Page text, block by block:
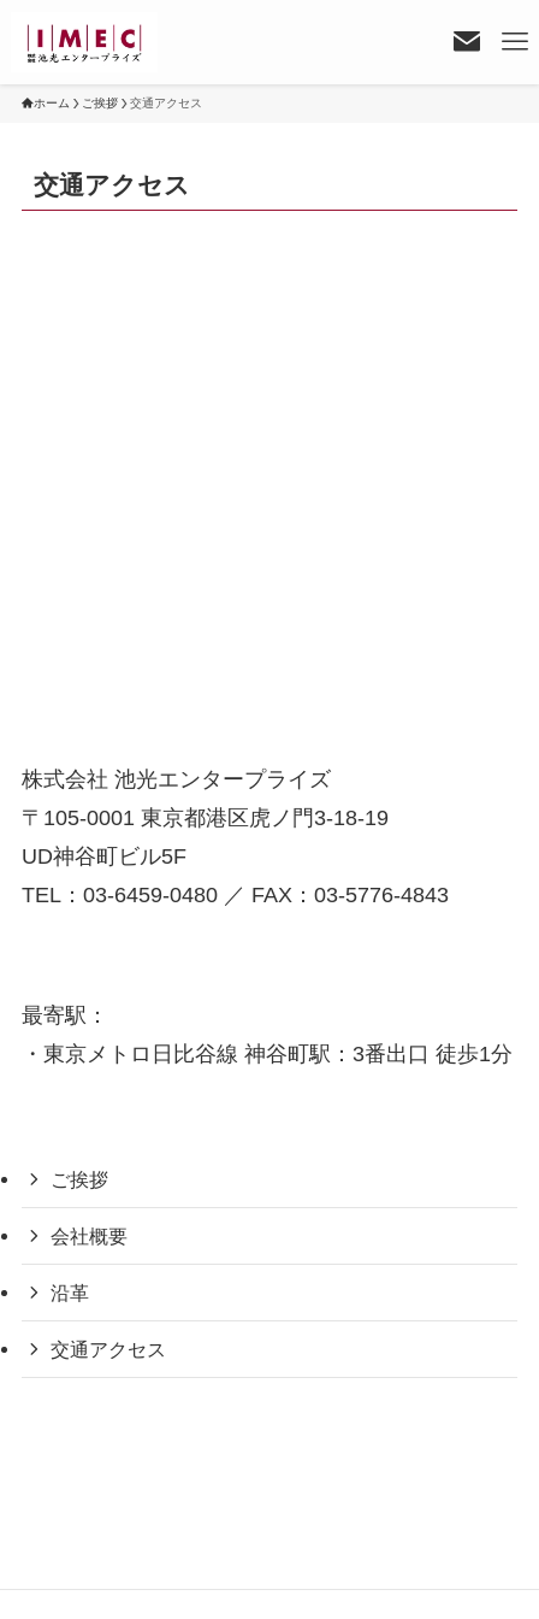
ホーム ご挨拶 交通アクセス
交通アクセス
株式会社 池光エンタープライズ
〒105-0001 東京都港区虎ノ門3-18-19
UD神谷町ビル5F
TEL：03-6459-0480 ／ FAX：03-5776-4843
最寄駅：
・東京メトロ日比谷線 神谷町駅：3番出口 徒歩1分
ご挨拶
会社概要
沿革
交通アクセス